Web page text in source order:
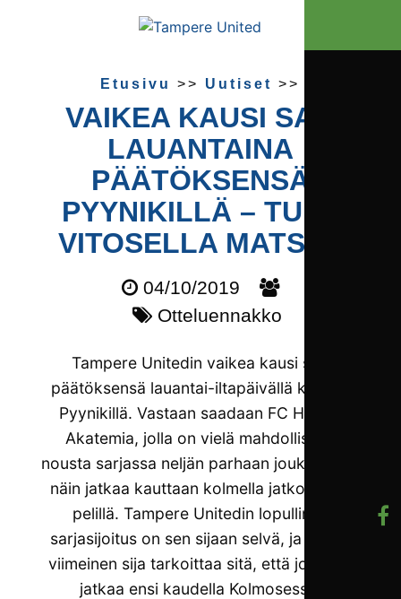
Etusivu >> Uutiset >>
VAIKEA KAUSI SAA
LAUANTAINA
PÄÄTÖKSENSÄ
PYYNIKILLÄ – TULE
VITOSELLA MATSIIN
04/10/2019
Otteluennakko
Tampere Unitedin vaikea kausi saa
päätöksensä lauantai-iltapäivällä kotona
Pyynikillä. Vastaan saadaan FC Honka
Akatemia, jolla on vielä mahdollisuus
nousta sarjassa neljän parhaan joukkoon ja
näin jatkaa kauttaan kolmella jatkosarjan
pelillä. Tampere Unitedin lopullinen
sarjasijoitus on sen sijaan selvä, ja sarjan
viimeinen sija tarkoittaa sitä, että joukkue
jatkaa ensi kaudella Kolmosessa.